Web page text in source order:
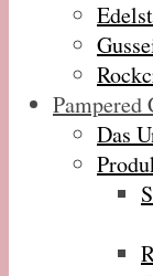
Das